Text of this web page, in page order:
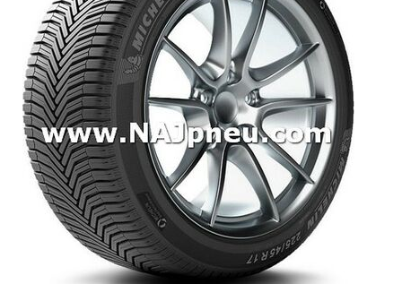
Dodávkové + malé úžitkové
Celoročné pneumatiky
Osobné/crossover + malé úžitkové
SUV/crossover + OFFRoad-ové
Dodávkové + malé úžitkové
Disky